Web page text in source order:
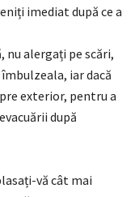
imediat după ce a
nu alergați pe scări,
iar dacă
exterior, pentru a
după
vă cât mai